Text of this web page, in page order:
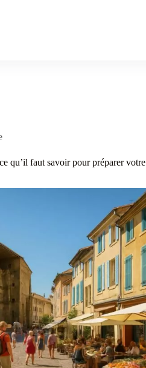
qu’il faut savoir pour préparer votre